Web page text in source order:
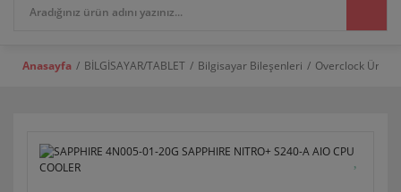
Anasayfa BİLGİSAYAR/TABLET Bilgisayar Bileşenleri Overclock